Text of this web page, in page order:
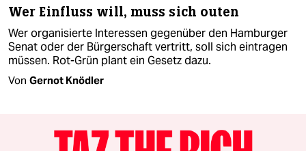
Wer Einfluss will, muss sich outen
Wer organisierte Interessen gegenüber den Hamburger
Senat oder der Bürgerschaft vertritt, soll sich eintragen
müssen. Rot-Grün plant ein Gesetz dazu.
Von Gernot Knödler